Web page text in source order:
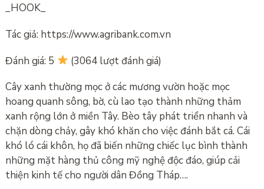
_HOOK_
Tác giả: https://www.agribank.com.vn
Đánh giá: 5
(3064 lượt đánh giá)
Cây xanh thường mọc ở các mương vườn hoặc mọc
hoang quanh sông, bờ, cù lao tạo thành những thảm
xanh rộng lớn ở miền Tây. Bèo tây phát triển nhanh và
chặn dòng chảy, gây khó khăn cho việc đánh bắt cá. Cái
khó ló cái khôn, họ đã biến những chiếc lục bình thành
những mặt hàng thủ công mỹ nghệ độc đáo, giúp cải
thiện kinh tế cho người dân Đồng Tháp….